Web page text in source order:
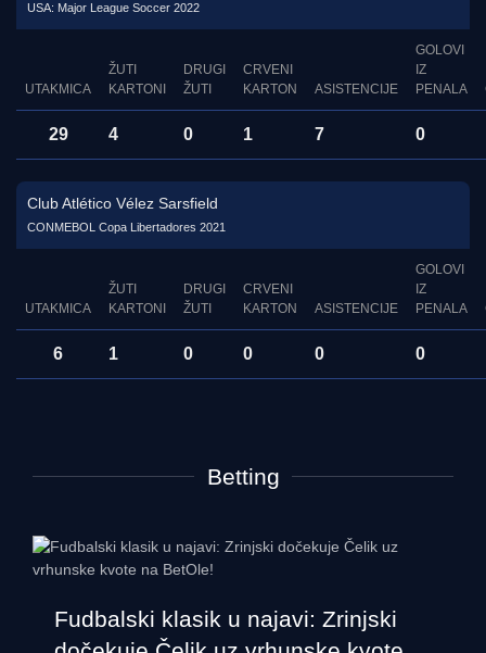
USA: Major League Soccer 2022
UTAKMICA
ŽUTI
KARTONI
DRUGI
ŽUTI
CRVENI
KARTON
ASISTENCIJE
GOLOVI
IZ
PENALA
29 4 0 1 7 0
Club Atlético Vélez Sarsfield
CONMEBOL Copa Libertadores 2021
UTAKMICA
ŽUTI
KARTONI
DRUGI
ŽUTI
CRVENI
KARTON
ASISTENCIJE
GOLOVI
IZ
PENALA
6 1 0 0 0 0
Betting
Fudbalski klasik u najavi: Zrinjski